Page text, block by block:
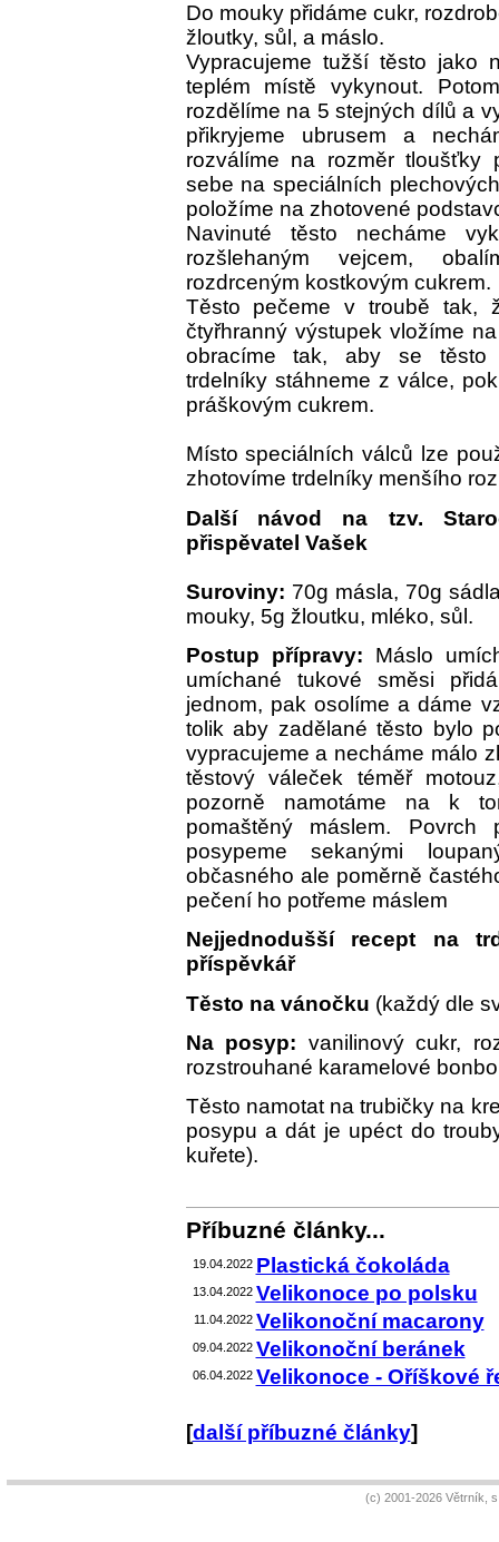
Do mouky přidáme cukr,
žloutky, sůl, a máslo.
Vypracujeme tužší těsto jako
teplém místě vykynout.
rozdělíme na 5 stejných dílů a
přikryjeme ubrusem a
rozválíme na rozměr tloušťky
sebe na speciálních
položíme na zhotovené
Navinuté těsto necháme
rozšlehaným vejcem,
rozdrceným kostkovým cukrem.
Těsto pečeme v troubě tak,
čtyřhranný výstupek vložíme
obracíme tak, aby se těsto
trdelníky stáhneme z válce,
práškovým cukrem.
Místo speciálních válců lze
zhotovíme trdelníky menšího
Další návod na tzv.
přispěvatel Vašek
Suroviny: 70g másla, 70g
mouky, 5g žloutku, mléko, sůl.
Postup přípravy: Máslo
umíchané tukové směsi
jednom, pak osolíme a dáme
tolik aby zadělané těsto bylo
vypracujeme a necháme málo
těstový váleček téměř
pozorně namotáme na k
pomaštěný máslem.
posypeme sekanými
občasného ale poměrně
pečení ho potřeme máslem
Nejjednodušší recept na
příspěvkář
Těsto na vánočku (každý dle
Na posyp: vanilinový cukr,
rozstrouhané karamelové
Těsto namotat na trubičky na
posypu a dát je upéct do
kuřete).
Příbuzné články...
19.04.2022 Plastická čokoláda
13.04.2022 Velikonoce po polsku
11.04.2022 Velikonoční macarony
09.04.2022 Velikonoční beránek
06.04.2022 Velikonoce - Oříškové
[další příbuzné články]
(c) 2001-2026 Větrník,